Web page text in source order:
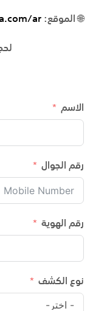
🌐 الموقع: ar/
الاسم
رقم الجوال
رقم الهوية
نوع الكشف